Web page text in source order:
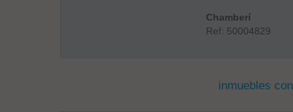
Chamberí
Ref: 50004829
inmuebles